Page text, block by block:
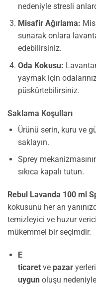
nedeniyle stresli
Misafir Ağırlama:
sunarak onlara
edebilirsiniz.
Oda Kokusu:
yaymak için
püskürtebilirsiniz.
Saklama Koşulları
Ürünü serin, kuru ve
saklayın.
Sprey
sıkıca kapalı tutun.
Rebul Lavanda 100 ml
kokusunu her an
temizleyici ve huzur
mükemmel bir seçimdir.
E
ticaretve pazar
uygun oluşu